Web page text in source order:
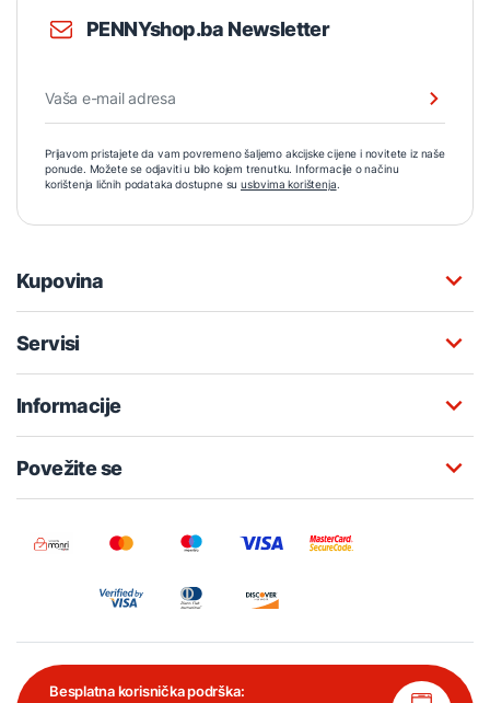
PENNYshop.ba Newsletter
Prijavom pristajete da vam povremeno šaljemo akcijske cijene i novitete iz naše
ponude. Možete se odjaviti u bilo kojem trenutku. Informacije o načinu
korištenja ličnih podataka dostupne su uslovima korištenja.
Kupovina
Servisi
Informacije
Povežite se
Besplatna korisnička podrška: